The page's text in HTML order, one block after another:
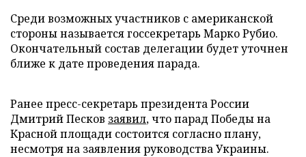
Среди возможных участников с американской
стороны называется госсекретарь Марко Рубио.
Окончательный состав делегации будет уточнен
ближе к дате проведения парада.
Ранее пресс-секретарь президента России
Дмитрий Песков заявил, что парад Победы на
Красной площади состоится согласно плану,
несмотря на заявления руководства Украины.